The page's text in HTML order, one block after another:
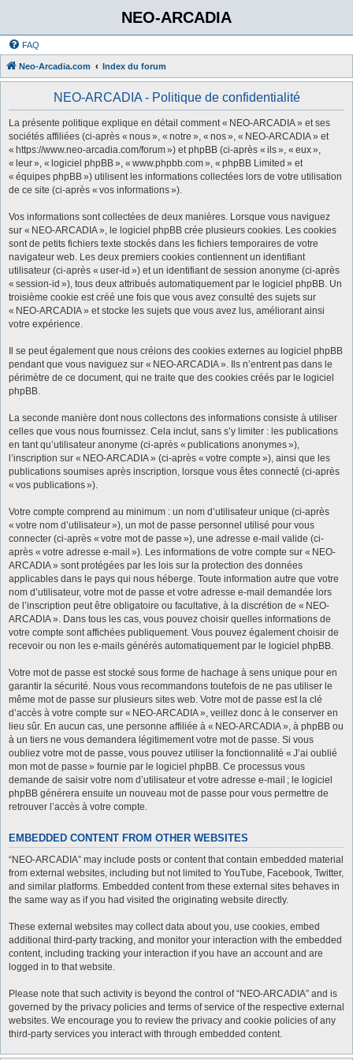
NEO-ARCADIA
FAQ
Neo-Arcadia.com Index du forum
NEO-ARCADIA - Politique de confidentialité
La présente politique explique en détail comment « NEO-ARCADIA » et ses
sociétés affiliées (ci-après « nous », « notre », « nos », « NEO-ARCADIA » et
« https://www.neo-arcadia.com/forum ») et phpBB (ci-après « ils », « eux »,
« leur », « logiciel phpBB », « www.phpbb.com », « phpBB Limited » et
« équipes phpBB ») utilisent les informations collectées lors de votre utilisation
de ce site (ci-après « vos informations »).
Vos informations sont collectées de deux manières. Lorsque vous naviguez
sur « NEO-ARCADIA », le logiciel phpBB crée plusieurs cookies. Les cookies
sont de petits fichiers texte stockés dans les fichiers temporaires de votre
navigateur web. Les deux premiers cookies contiennent un identifiant
utilisateur (ci-après « user-id ») et un identifiant de session anonyme (ci-après
« session-id »), tous deux attribués automatiquement par le logiciel phpBB. Un
troisième cookie est créé une fois que vous avez consulté des sujets sur
« NEO-ARCADIA » et stocke les sujets que vous avez lus, améliorant ainsi
votre expérience.
Il se peut également que nous créions des cookies externes au logiciel phpBB
pendant que vous naviguez sur « NEO-ARCADIA ». Ils n’entrent pas dans le
périmètre de ce document, qui ne traite que des cookies créés par le logiciel
phpBB.
La seconde manière dont nous collectons des informations consiste à utiliser
celles que vous nous fournissez. Cela inclut, sans s’y limiter : les publications
en tant qu’utilisateur anonyme (ci-après « publications anonymes »),
l’inscription sur « NEO-ARCADIA » (ci-après « votre compte »), ainsi que les
publications soumises après inscription, lorsque vous êtes connecté (ci-après
« vos publications »).
Votre compte comprend au minimum : un nom d’utilisateur unique (ci-après
« votre nom d’utilisateur »), un mot de passe personnel utilisé pour vous
connecter (ci-après « votre mot de passe »), une adresse e-mail valide (ci-
après « votre adresse e-mail »). Les informations de votre compte sur « NEO-
ARCADIA » sont protégées par les lois sur la protection des données
applicables dans le pays qui nous héberge. Toute information autre que votre
nom d’utilisateur, votre mot de passe et votre adresse e-mail demandée lors
de l’inscription peut être obligatoire ou facultative, à la discrétion de « NEO-
ARCADIA ». Dans tous les cas, vous pouvez choisir quelles informations de
votre compte sont affichées publiquement. Vous pouvez également choisir de
recevoir ou non les e-mails générés automatiquement par le logiciel phpBB.
Votre mot de passe est stocké sous forme de hachage à sens unique pour en
garantir la sécurité. Nous vous recommandons toutefois de ne pas utiliser le
même mot de passe sur plusieurs sites web. Votre mot de passe est la clé
d’accès à votre compte sur « NEO-ARCADIA », veillez donc à le conserver en
lieu sûr. En aucun cas, une personne affiliée à « NEO-ARCADIA », à phpBB ou
à un tiers ne vous demandera légitimement votre mot de passe. Si vous
oubliez votre mot de passe, vous pouvez utiliser la fonctionnalité « J’ai oublié
mon mot de passe » fournie par le logiciel phpBB. Ce processus vous
demande de saisir votre nom d’utilisateur et votre adresse e-mail ; le logiciel
phpBB générera ensuite un nouveau mot de passe pour vous permettre de
retrouver l’accès à votre compte.
EMBEDDED CONTENT FROM OTHER WEBSITES
“NEO-ARCADIA” may include posts or content that contain embedded material
from external websites, including but not limited to YouTube, Facebook, Twitter,
and similar platforms. Embedded content from these external sites behaves in
the same way as if you had visited the originating website directly.
These external websites may collect data about you, use cookies, embed
additional third-party tracking, and monitor your interaction with the embedded
content, including tracking your interaction if you have an account and are
logged in to that website.
Please note that such activity is beyond the control of “NEO-ARCADIA” and is
governed by the privacy policies and terms of service of the respective external
websites. We encourage you to review the privacy and cookie policies of any
third-party services you interact with through embedded content.